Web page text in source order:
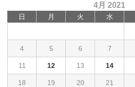
4月 2021
日 月 火 水
4 5 6 7
11 12 13 14
18 19 20 21